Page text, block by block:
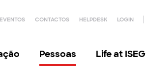
EVENTOS CONTACTOS HELPDESK LOGIN
Pessoas Life at ISEG